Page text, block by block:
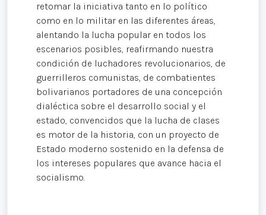
retomar la iniciativa tanto en lo político
como en lo militar en las diferentes áreas,
alentando la lucha popular en todos los
escenarios posibles, reafirmando nuestra
condición de luchadores revolucionarios, de
guerrilleros comunistas, de combatientes
bolivarianos portadores de una concepción
dialéctica sobre el desarrollo social y el
estado, convencidos que la lucha de clases
es motor de la historia, con un proyecto de
Estado moderno sostenido en la defensa de
los intereses populares que avance hacia el
socialismo.